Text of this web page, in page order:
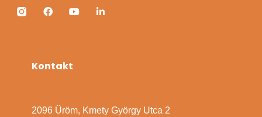
Kontakt
2096 Üröm, Kmety György Utca 2